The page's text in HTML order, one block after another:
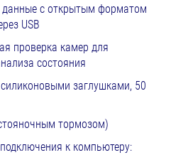
данные с открытым форматом
USB
проверка камер для
состояния
заглушками, 50
тормозом)
к компьютеру: